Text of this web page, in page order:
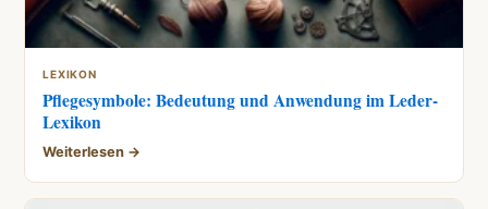
LEXIKON
Pflegesymbole: Bedeutung und Anwendung im Leder-
Lexikon
Weiterlesen →